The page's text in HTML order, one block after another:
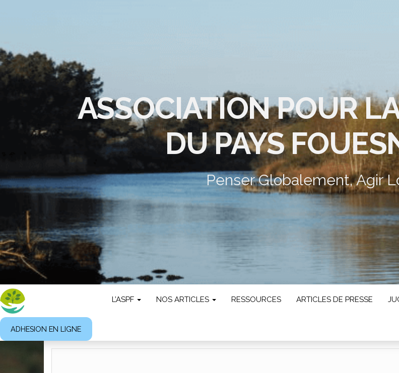
ASSOCIATION POUR
DU PAYS
Penser Globalement, Agir
L’ASPF NOS ARTICLES RESSOURCES ARTICLES DE PRESSE
ADHESION EN LIGNE